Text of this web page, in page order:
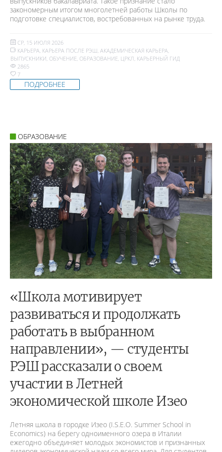
закономерным итогом многолетней работы Школы по
подготовке специалистов, востребованных на рынке труда.
СР, 15 ИЮЛЯ 2026
КАРЬЕРА КАРЬЕРА ПОСЛЕ РЭШ АКАДЕМИЧЕСКАЯ КАРЬЕРА
ВЫПУСКНИКИ ОБУЧЕНИЕ ОБРАЗОВАНИЕ ЦРКЛ КАРЬЕРНЫЙ ГИД
2865
7
ПОДРОБНЕЕ
ОБРАЗОВАНИЕ
«Школа мотивирует
развиваться и продолжать
работать в выбранном
направлении», — студенты
РЭШ рассказали о своем
участии в Летней
экономической школе Изео
Летняя школа в городке Изео (I.S.E.O. Summer School in
Economics) на берегу одноименного озера в Италии
ежегодно объединяет молодых экономистов и признанных